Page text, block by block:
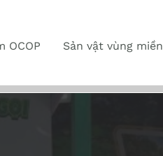
OCOP Sản vật vùng miền